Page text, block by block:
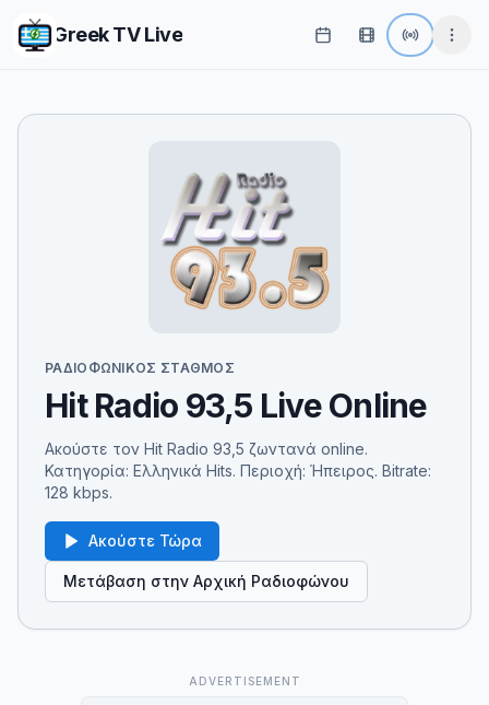
Greek TV Live
ΡΑΔΙΟΦΩΝΙΚΌΣ ΣΤΑΘΜΌΣ
Hit Radio 93,5 Live Online
Ακούστε τον Hit Radio 93,5 ζωντανά online.
Κατηγορία: Ελληνικά Hits. Περιοχή: Ήπειρος. Bitrate:
128 kbps.
Ακούστε Τώρα
Μετάβαση στην Αρχική Ραδιοφώνου
ADVERTISEMENT